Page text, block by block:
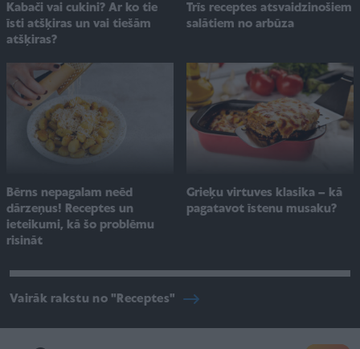
Kabači vai cukini? Ar ko tie
īsti atšķiras un vai tiešām
atšķiras?
Trīs receptes atsvaidzinošiem
salātiem no arbūza
Bērns nepagalam neēd
dārzeņus! Receptes un
ieteikumi, kā šo problēmu
risināt
Grieķu virtuves klasika – kā
pagatavot īstenu musaku?
Vairāk rakstu no "Receptes"